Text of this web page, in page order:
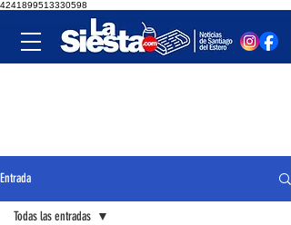
4241899513330598
Entrada
Todas las entradas